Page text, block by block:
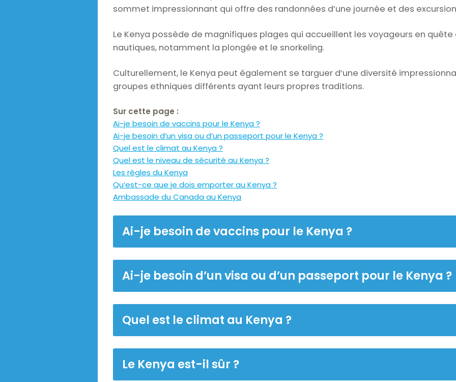
sommet impressionnant qui offre des randonnées d’une journée et des
Le Kenya possède de magnifiques plages qui accueillent les voyageurs en
nautiques, notamment la plongée et le snorkeling.
Culturellement, le Kenya peut également se targuer d’une diversité
groupes ethniques différents ayant leurs propres traditions.
Sur cette page :
Ai-je besoin de vaccins pour le Kenya ?
Ai-je besoin d’un visa ou d’un passeport pour le Kenya ?
Quel est le climat au Kenya ?
Quel est le niveau de sécurité au Kenya ?
Les règles du Kenya
Qu’est-ce que je dois emporter au Kenya ?
Ambassade du Canada au Kenya
Ai-je besoin de vaccins pour le Kenya ?
Ai-je besoin d’un visa ou d’un passeport pour le Kenya ?
Quel est le climat au Kenya ?
Le Kenya est-il sûr ?